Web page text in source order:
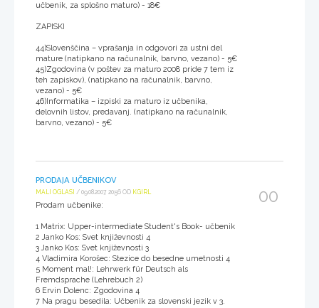
učbenik, za splošno maturo) - 18€
ZAPISKI
44)Slovenščina – vprašanja in odgovori za ustni del
mature (natipkano na računalnik, barvno, vezano) - 5€
45)Zgodovina (v poštev za maturo 2008 pride 7 tem iz
teh zapiskov), (natipkano na računalnik, barvno,
vezano) - 5€
46)Informatika – izpiski za maturo iz učbenika,
delovnih listov, predavanj. (natipkano na računalnik,
barvno, vezano) - 5€
PRODAJA UČBENIKOV
MALI OGLASI / 09.08.2007, 20:56 OD KGIRL
Prodam učbenike:
1 Matrix: Upper-intermediate Student's Book- učbenik
2 Janko Kos: Svet književnosti 4
3 Janko Kos: Svet književnosti 3
4 Vladimira Korošec: Stezice do besedne umetnosti 4
5 Moment mal!: Lehrwerk für Deutsch als
Fremdsprache (Lehrebuch 2)
6 Ervin Dolenc: Zgodovina 4
7 Na pragu besedila: Učbenik za slovenski jezik v 3.
00